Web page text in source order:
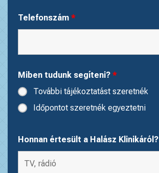
Telefonszám *
Miben tudunk segíteni? *
További tájékoztatást szeretnék
Időpontot szeretnék egyeztetni
Honnan értesült a Halász Klinikáról?